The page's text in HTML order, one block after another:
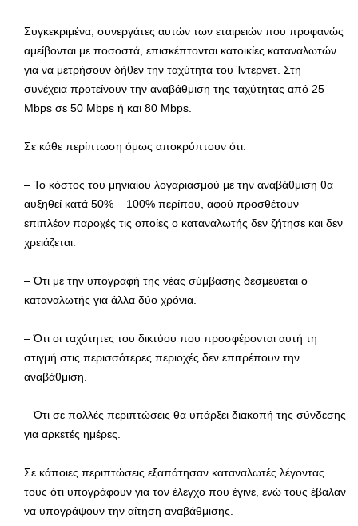
Συγκεκριμένα, συνεργάτες αυτών των εταιρειών που προφανώς
αμείβονται με ποσοστά, επισκέπτονται κατοικίες καταναλωτών
για να μετρήσουν δήθεν την ταχύτητα του Ίντερνετ. Στη
συνέχεια προτείνουν την αναβάθμιση της ταχύτητας από 25
Mbps σε 50 Mbps ή και 80 Mbps.
Σε κάθε περίπτωση όμως αποκρύπτουν ότι:
– Το κόστος του μηνιαίου λογαριασμού με την αναβάθμιση θα
αυξηθεί κατά 50% – 100% περίπου, αφού προσθέτουν
επιπλέον παροχές τις οποίες ο καταναλωτής δεν ζήτησε και δεν
χρειάζεται.
– Ότι με την υπογραφή της νέας σύμβασης δεσμεύεται ο
καταναλωτής για άλλα δύο χρόνια.
– Ότι οι ταχύτητες του δικτύου που προσφέρονται αυτή τη
στιγμή στις περισσότερες περιοχές δεν επιτρέπουν την
αναβάθμιση.
– Ότι σε πολλές περιπτώσεις θα υπάρξει διακοπή της σύνδεσης
για αρκετές ημέρες.
Σε κάποιες περιπτώσεις εξαπάτησαν καταναλωτές λέγοντας
τους ότι υπογράφουν για τον έλεγχο που έγινε, ενώ τους έβαλαν
να υπογράψουν την αίτηση αναβάθμισης.